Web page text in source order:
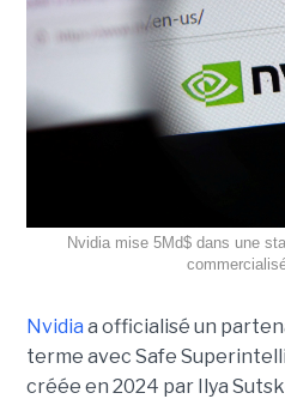
Nvidia mise 5Md$ dans une
Nvidia a officialisé un
terme avec Safe
créée en 2024 par Ilya